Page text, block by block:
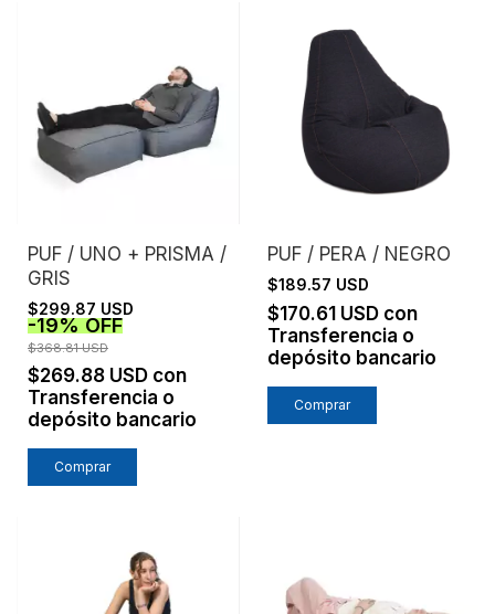
PUF / UNO + PRISMA /
GRIS
$299.87 USD
-19%OFF
$368.81 USD
$269.88 USD con
Transferencia o
depósito bancario
PUF / PERA / NEGRO
$189.57 USD
$170.61 USD con
Transferencia o
depósito bancario